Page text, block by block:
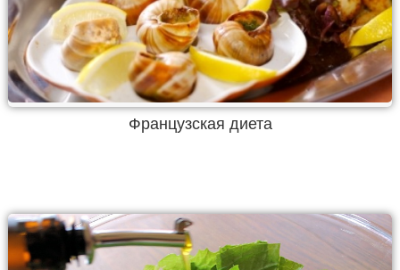
Французская диета